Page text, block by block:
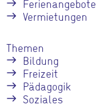
Ferienangebote
Vermietungen
Themen
Bildung
Freizeit
Pädagogik
Soziales